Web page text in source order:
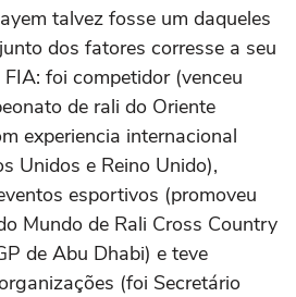
talvez fosse um daqueles
dos fatores corresse a seu
foi competidor (venceu
de rali do Oriente
experiencia internacional
Unidos e Reino Unido),
esportivos (promoveu
Mundo de Rali Cross Country
de Abu Dhabi) e teve
(foi Secretário